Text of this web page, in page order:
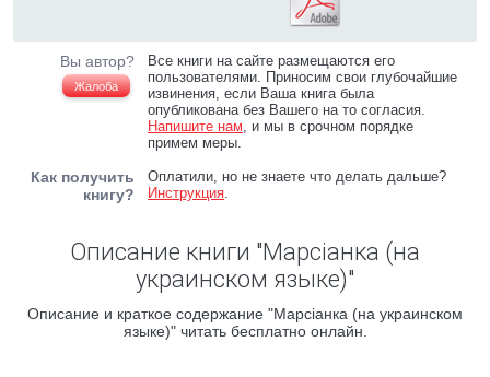
Вы автор?
Жалоба
Все книги на сайте размещаются его
пользователями. Приносим свои глубочайшие
извинения, если Ваша книга была
опубликована без Вашего на то согласия.
Напишите нам, и мы в срочном порядке
примем меры.
Как получить
книгу?
Оплатили, но не знаете что делать дальше?
Инструкция.
Описание книги "Марсiанка (на
украинском языке)"
Описание и краткое содержание "Марсiанка (на украинском
языке)" читать бесплатно онлайн.